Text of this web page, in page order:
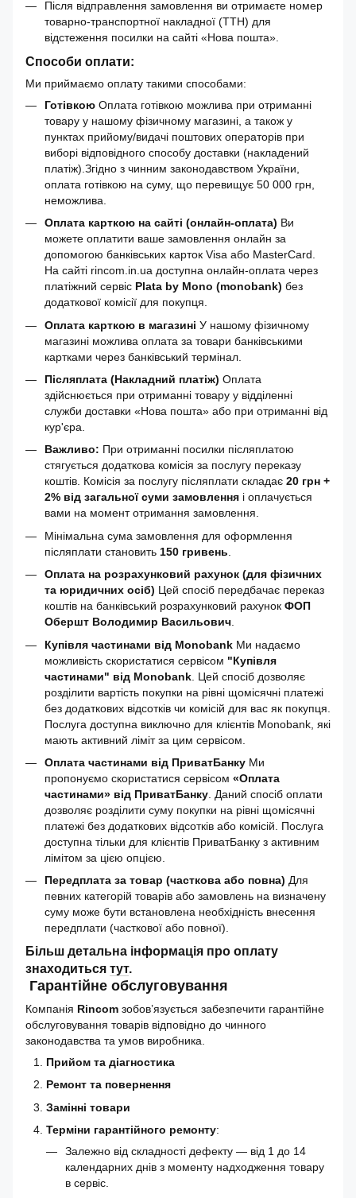
Після відправлення замовлення ви отримаєте номер
товарно-транспортної накладної (ТТН) для
відстеження посилки на сайті «Нова пошта».
Способи оплати:
Ми приймаємо оплату такими способами:
Готівкою Оплата готівкою можлива при отриманні
товару у нашому фізичному магазині, а також у
пунктах прийому/видачі поштових операторів при
виборі відповідного способу доставки (накладений
платіж).Згідно з чинним законодавством України,
оплата готівкою на суму, що перевищує 50 000 грн,
неможлива.
Оплата карткою на сайті (онлайн-оплата) Ви
можете оплатити ваше замовлення онлайн за
допомогою банківських карток Visa або MasterCard.
На сайті rincom.in.ua доступна онлайн-оплата через
платіжний сервіс Plata by Mono (monobank) без
додаткової комісії для покупця.
Оплата карткою в магазині У нашому фізичному
магазині можлива оплата за товари банківськими
картками через банківський термінал.
Післяплата (Накладний платіж) Оплата
здійснюється при отриманні товару у відділенні
служби доставки «Нова пошта» або при отриманні від
кур'єра.
Важливо: При отриманні посилки післяплатою
стягується додаткова комісія за послугу переказу
коштів. Комісія за послугу післяплати складає 20 грн +
2% від загальної суми замовлення і оплачується
вами на момент отримання замовлення.
Мінімальна сума замовлення для оформлення
післяплати становить 150 гривень
Оплата на розрахунковий рахунок (для фізичних
та юридичних осіб) Цей спосіб передбачає переказ
коштів на банківський розрахунковий рахунок ФОП
Обершт Володимир Васильович
Купівля частинами від Monobank Ми надаємо
можливість скористатися сервісом "Купівля
частинами" від Monobank . Цей спосіб дозволяє
розділити вартість покупки на рівні щомісячні платежі
без додаткових відсотків чи комісій для вас як покупця.
Послуга доступна виключно для клієнтів Monobank, які
мають активний ліміт за цим сервісом.
Оплата частинами від ПриватБанку Ми
пропонуємо скористатися сервісом «Оплата
частинами» від ПриватБанку . Даний спосіб оплати
дозволяє розділити суму покупки на рівні щомісячні
платежі без додаткових відсотків або комісій. Послуга
доступна тільки для клієнтів ПриватБанку з активним
лімітом за цією опцією.
Передплата за товар (часткова або повна) Для
певних категорій товарів або замовлень на визначену
суму може бути встановлена необхідність внесення
передплати (часткової або повної).
Більш детальна інформація про оплату
знаходиться тут.
Гарантійне обслуговування
Компанія Rincom зобов’язується забезпечити гарантійне
обслуговування товарів відповідно до чинного
законодавства та умов виробника.
Прийом та діагностика
Ремонт та повернення
Замінні товари
Терміни гарантійного ремонту:
Залежно від складності дефекту — від 1 до 14
календарних днів з моменту надходження товару
в сервіс.